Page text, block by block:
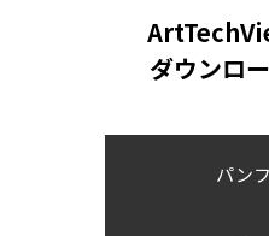
ダウンロ
パン